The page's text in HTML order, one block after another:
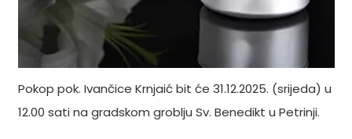
Pokop pok. Ivančice Krnjaić bit će 31.12.2025. (srijeda) u
12.00 sati na gradskom groblju Sv. Benedikt u Petrinji.